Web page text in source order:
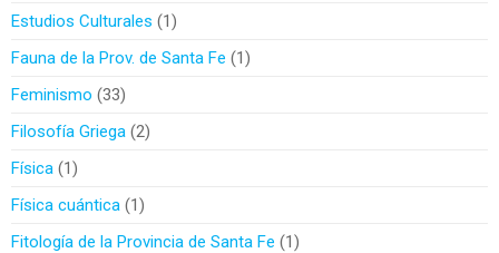
Estudios Culturales
1
Fauna de la Prov. de Santa Fe
1
Feminismo 33
Filosofía Griega 2
Física 1
Física cuántica 1
Fitología de la Provincia de Santa Fe
1